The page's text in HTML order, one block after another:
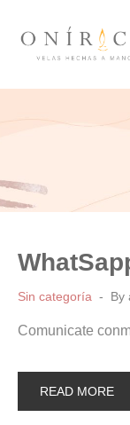
Sin categoría By
Comunicate
READ MORE